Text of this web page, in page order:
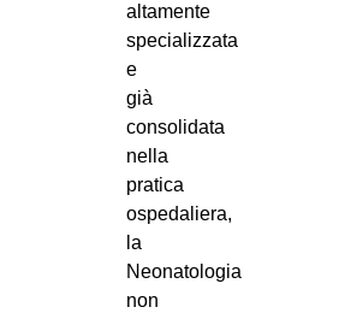
altamente
specializzata
e
già
consolidata
nella
pratica
ospedaliera,
la
Neonatologia
non